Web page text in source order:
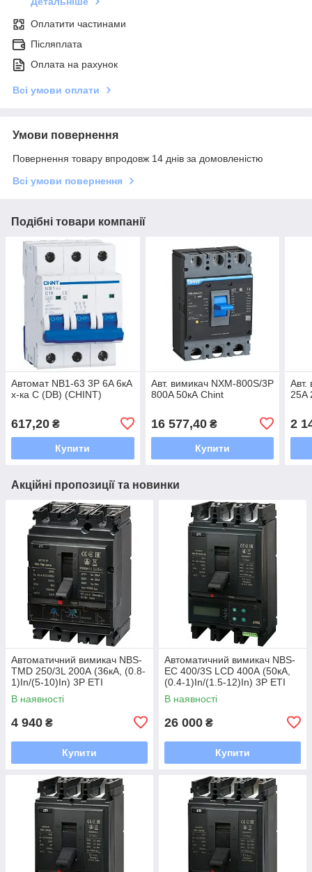
Оплатити частинами
Післяплата
Оплата на рахунок
Всі умови оплати
Умови повернення
Повернення товару впродовж 14 днів за домовленістю
Всі умови повернення
Подібні товари компанії
Автомат NB1-63 3P 6A 6кА
х-ка C (DB) (CHINT)
617,20 ₴
Купити
Авт. вимикач NXM-800S/3Р
800A 50кА Chint
16 577,40₴
Купити
Авт.
25A
2
Акційні пропозиції та новинки
Автоматичний вимикач NBS-
TMD 250/3L 200А (36кА, (0.8-
1)In/(5-10)In) 3P ETI
В наявності
4 940 ₴
Купити
Автоматичний вимикач NBS-
EC 400/3S LCD 400А (50кА,
(0.4-1)In/(1.5-12)In) 3P ETI
В наявності
26 000 ₴
Купити